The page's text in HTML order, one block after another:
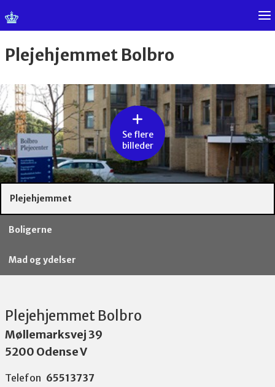
Plejehjemmet Bolbro
Se flere
billeder
Plejehjemmet
Boligerne
Mad og ydelser
Plejehjemmet Bolbro
Møllemarksvej 39
5200 Odense V
Telefon 65513737